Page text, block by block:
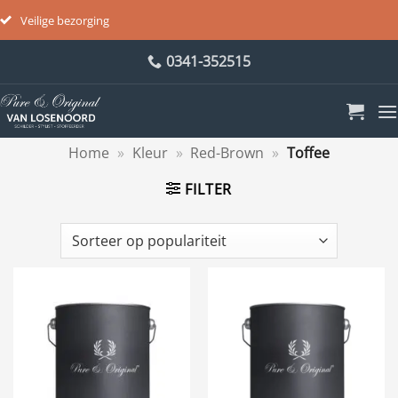
Veilige bezorging
inhoud
0341-352515
Home » Kleur » Red-Brown » Toffee
FILTER